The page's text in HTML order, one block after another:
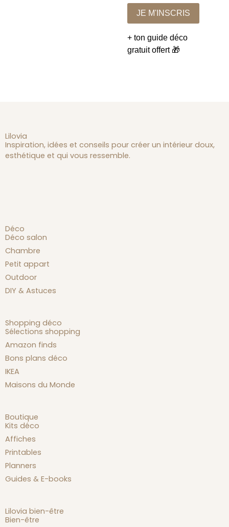
JE M'INSCRIS
+ ton guide déco
gratuit offert 🎁
Lilovia
Inspiration, idées et conseils pour créer un intérieur doux,
esthétique et qui vous ressemble.
Déco
Déco salon
Chambre
Petit appart
Outdoor
DIY & Astuces
Shopping déco
Sélections shopping
Amazon finds
Bons plans déco
IKEA
Maisons du Monde
Boutique
Kits déco
Affiches
Printables
Planners
Guides & E-books
Lilovia bien-être
Bien-être